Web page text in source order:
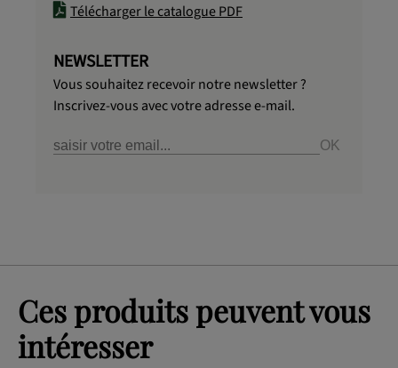
Télécharger le catalogue PDF
NEWSLETTER
Vous souhaitez recevoir notre newsletter ?
Inscrivez-vous avec votre adresse e-mail.
Ces produits peuvent vous
intéresser